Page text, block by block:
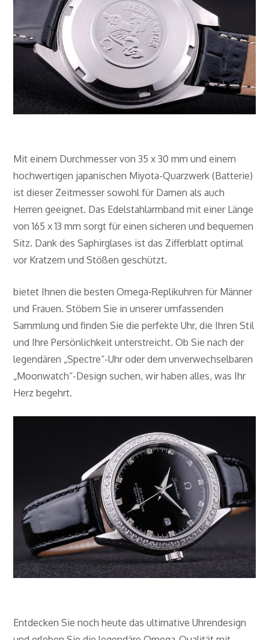
Mit einem Durchmesser von 35 x 30 mm und einem
hochwertigen japanischen Miyota-Quarzwerk (Batterie)
ist dieser Zeitmesser sowohl für Damen als auch
Herren geeignet. Das Edelstahlarmband mit einer Länge
von 165 x 13 mm sorgt für einen sicheren und bequemen
Sitz. Dank des Saphirglases ist das Zifferblatt optimal
vor Kratzern und Stößen geschützt.
bietet Ihnen die besten Omega-Replikuhren für Männer
und Frauen. Stöbern Sie in unserer umfassenden
Sammlung und finden Sie die perfekte Uhr, die Ihren Stil
und Ihre Persönlichkeit unterstreicht. Ob Sie nach der
legendären „Spectre“-Uhr oder dem unverwechselbaren
„Moonwatch“-Design suchen, wir haben alles, was Ihr
Herz begehrt.
Entdecken Sie noch heute das ultimative Uhrendesign